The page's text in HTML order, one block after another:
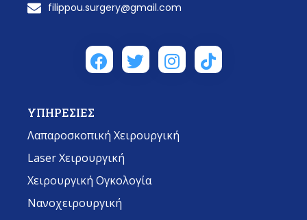
filippou.surgery@gmail.com
ΥΠΗΡΕΣΙΕΣ
Λαπαροσκοπική Χειρουργική
Laser Χειρουργική
Χειρουργική Ογκολογία
Νανοχειρουργική